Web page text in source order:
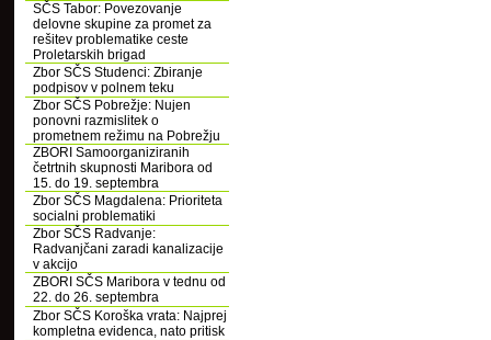
SČS Tabor: Povezovanje
delovne skupine za promet za
rešitev problematike ceste
Proletarskih brigad
Zbor SČS Studenci: Zbiranje
podpisov v polnem teku
Zbor SČS Pobrežje: Nujen
ponovni razmislitek o
prometnem režimu na Pobrežju
ZBORI Samoorganiziranih
četrtnih skupnosti Maribora od
15. do 19. septembra
Zbor SČS Magdalena: Prioriteta
socialni problematiki
Zbor SČS Radvanje:
Radvanjčani zaradi kanalizacije
v akcijo
ZBORI SČS Maribora v tednu od
22. do 26. septembra
Zbor SČS Koroška vrata: Najprej
kompletna evidenca, nato pritisk